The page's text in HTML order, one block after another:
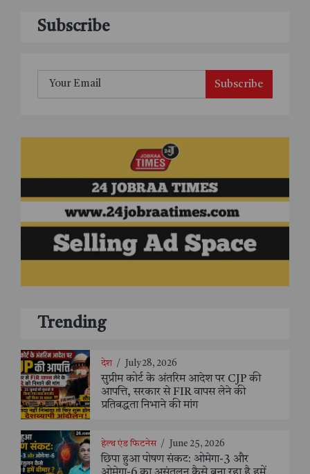
Subscribe
Subscribe
Trending
देश / July 28, 2026
सुप्रीम कोर्ट के अंतरिम आदेश पर CJP की
आपत्ति, सरकार से FIR वापस लेने की
प्रतिबद्धता निभाने की मांग
हेल्थ एंड फिटनेस / June 25, 2026
छिपा हुआ पोषण संकट: ओमेगा-3 और